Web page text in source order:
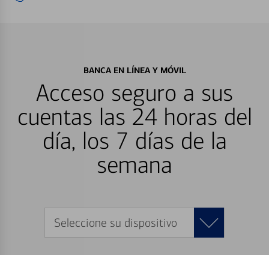
BANCA EN LÍNEA Y MÓVIL
Acceso seguro a sus
cuentas las 24 horas del
día, los 7 días de la
semana
Seleccione su dispositivo